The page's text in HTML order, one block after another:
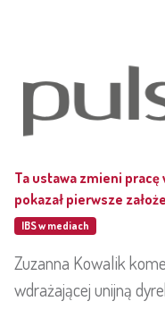
Ta ustawa zmieni pracę
pokazał pierwsze
IBS w mediach
Zuzanna Kowalik
wdrażającej unijną